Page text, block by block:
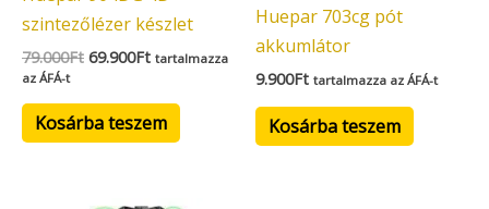
szintezőlézer készlet
79.000Ft 69.900Ft tartalmazza
az ÁFÁ-t
Kosárba teszem
Huepar 703cg pót
akkumlátor
9.900Ft tartalmazza az ÁFÁ-t
Kosárba teszem